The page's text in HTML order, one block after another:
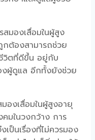
สมองเสื่อมในผู้สูง
ต้องสามารถช่วย
วิตที่ดีขึ้น อยู่กับ
งผู้ดูแล อีกทั้งยังช่วย
มองเสื่อมในผู้สูงอายุ
มในวงกว้าง การ
เป็นเรื่องที่ไม่ควรมอง